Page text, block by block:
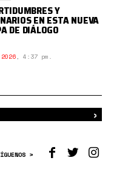
Y
EN ESTA NUEVA
DE DIÁLOGO
, 4:37 pm.
›
>